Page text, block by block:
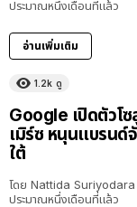
ประมาณหนึ่งเดือนที่แล้ว
อ่านเพิ่มเติม
1.2k ดู
Google เปิดตัวโ
เมิร์ซ หนุนแบรนด์
ใต้
โดย Nattida Suriyodara
ประมาณหนึ่งเดือนที่แล้ว